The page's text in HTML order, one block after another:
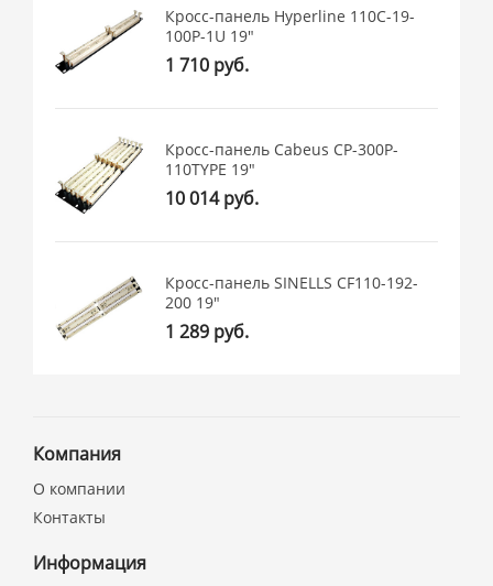
Кросс-панель Hyperline 110C-19-
100P-1U 19"
1 710 руб.
Кросс-панель Cabeus CP-300P-
110TYPE 19"
10 014 руб.
Кросс-панель SINELLS CF110-192-
200 19"
1 289 руб.
Компания
О компании
Контакты
Информация